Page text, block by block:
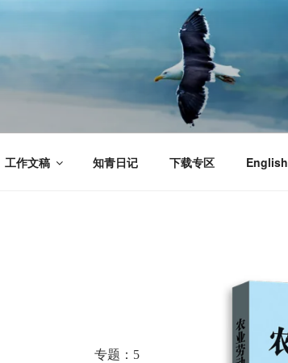
工作文稿 知青日记 下载专区 English
专题： 5